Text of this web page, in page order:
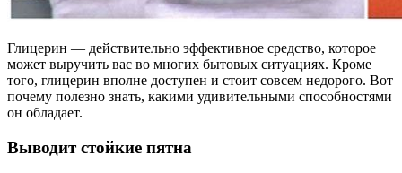
Глицерин — действительно эффективное средство, которое
может выручить вас во многих бытовых ситуациях. Кроме
того, глицерин вполне доступен и стоит совсем недорого. Вот
почему полезно знать, какими удивительными способностями
он обладает.
Выводит стойкие пятна